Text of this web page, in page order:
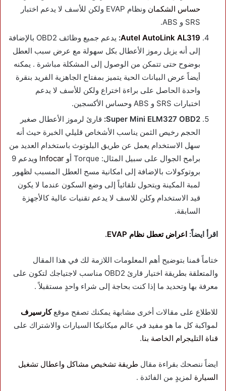
حساس الشكمان
ونظام EVAP ولكن للأسف لا يدعم اختبار
SRS و ABS.
Autel AutoLink AL319
:
يدعم جميع وظائف OBD2 بالإضافة
إلى أنه يزيل رموز الأعطال بكل سهولة مع عرض سبب العطل
بوضوح حتى تتمكن من الوصول إلى المشكلة مباشرة . يمكنه
أيضاً عرض البيانات الحية يتميز بمفتاح الجاهزية الفريد بنقرة
واحدة الحاصل على براءة اختراع ولكن للأسف لا يدعم
اختبارات SRS و ABS وحساس الأكسجين.
Super Mini ELM327 OBD2: قارئ لرموز الأعطال صغير
الحجم رخيص الثمن يناسب الأشخاص قليلي الخبرة حيث أنه
سهل الاستخدام يعمل عن طريق البلوتوث باستخدام العديد من
برامح الجوال على سبيل المثال: Torque أو
Infocar
ويدعم 9
بروتوكولات بالإضافة إلى امكانية مسح العطل المسبب لظهور
لمبة المكينة ويتحول تلقائياً إلى وضع السكون عندما لا يكون
قيد الاستخدام وكلن للاسف لا يدعم تقنيات عالية كالأجهزة
السابقة.
اقرأ ايضاً: اعراض تعطل نظام EVAP .
ختاماً قمنا بتوضيح أهم المعلومات اللازمة لك في هذا المقال
والمتعلقة بطريقة اختيار قارئ OBD2 مناسب لاجتياجك لتكون على
معرفة بها وتحديد ما إذا كنت بحاجة إلى شراء واحدٍ مستقبلاً .
للاطلاع على مقالات أخرى مشابهة يمكنك تصفح موقعكارسيرف
لمواكبة كل ما هو مفيد في عالم ميكانيكا السيارات والاشتراك على
قناة التليجرام الخاصة بنا.
ايضاً ننصحك بقراءة مقال طريقة تشخيص مشاكل واعطال تشغيل
السيارة لمزيدٍ من الفائدة .